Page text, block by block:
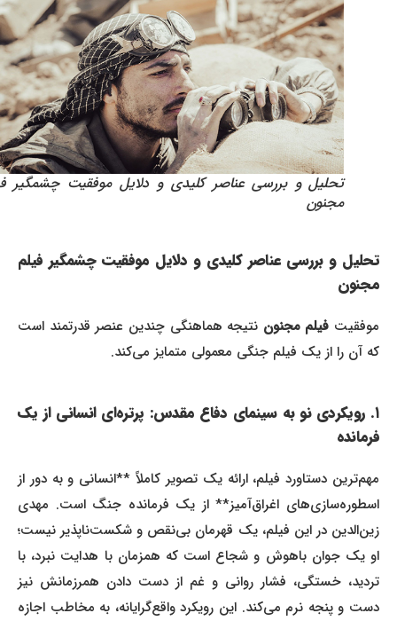
تحلیل و بررسی عناصر کلیدی و دلایل موفقیت چشمگیر فیلم
مجنون
تحلیل و بررسی عناصر کلیدی و دلایل موفقیت چشمگیر فیلم
مجنون
موفقیتفیلم مجنوننتیجه هماهنگی چندین عنصر قدرتمند است
که آن را از یک فیلم جنگی معمولی متمایز می‌کند.
۱. رویکردی نو به سینمای دفاع مقدس: پرتره‌ای انسانی از یک
فرمانده
مهم‌ترین دستاورد فیلم، ارائه یک تصویر کاملاً **انسانی و به دور از
اسطوره‌سازی‌های اغراق‌آمیز** از یک فرمانده جنگ است. مهدی
زین‌الدین در این فیلم، یک قهرمان بی‌نقص و شکست‌ناپذیر نیست؛
او یک جوان باهوش و شجاع است که همزمان با هدایت نبرد، با
تردید، خستگی، فشار روانی و غم از دست دادن همرزمانش نیز
دست و پنجه نرم می‌کند. این رویکرد واقع‌گرایانه، به مخاطب اجازه